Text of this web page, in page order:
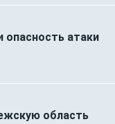
опасность атаки
область